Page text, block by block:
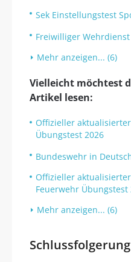
Sek Einstellungstest
Freiwilliger
Mehr anzeigen... (6)
Vielleicht möchtest
Artikel lesen:
Offizieller
Übungstest 2026
Bundeswehr in
Offizieller
Feuerwehr Übungstest
Mehr anzeigen... (6)
Schlussfolgerung